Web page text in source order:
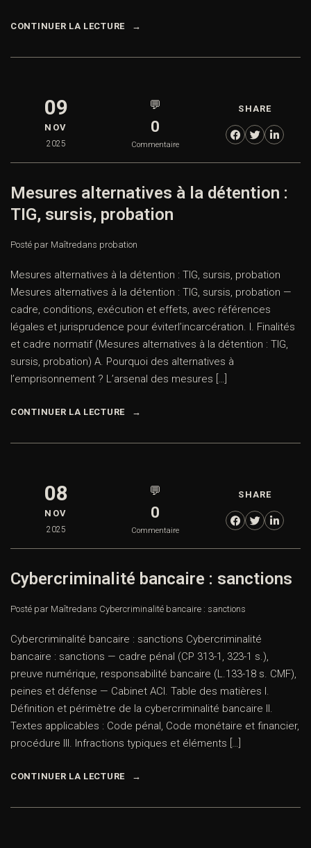
CONTINUER LA LECTURE
09
NOV
2025
💬
0
Commentaire
SHARE
Mesures alternatives à la détention :
TIG, sursis, probation
Posté par Maîtredans probation
Mesures alternatives à la détention : TIG, sursis, probation
Mesures alternatives à la détention : TIG, sursis, probation —
cadre, conditions, exécution et effets, avec références
légales et jurisprudence pour éviterl’incarcération. I. Finalités
et cadre normatif (Mesures alternatives à la détention : TIG,
sursis, probation) A. Pourquoi des alternatives à
l’emprisonnement ? L’arsenal des mesures […]
CONTINUER LA LECTURE
08
NOV
2025
💬
0
Commentaire
SHARE
Cybercriminalité bancaire : sanctions
Posté par Maîtredans Cybercriminalité bancaire : sanctions
Cybercriminalité bancaire : sanctions Cybercriminalité
bancaire : sanctions — cadre pénal (CP 313-1, 323-1 s.),
preuve numérique, responsabilité bancaire (L.133-18 s. CMF),
peines et défense — Cabinet ACI. Table des matières I.
Définition et périmètre de la cybercriminalité bancaire II.
Textes applicables : Code pénal, Code monétaire et financier,
procédure III. Infractions typiques et éléments […]
CONTINUER LA LECTURE